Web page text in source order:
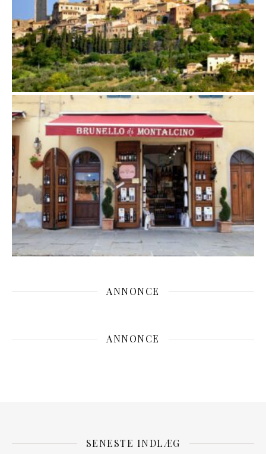
ANNONCE
ANNONCE
SENESTE INDLÆG